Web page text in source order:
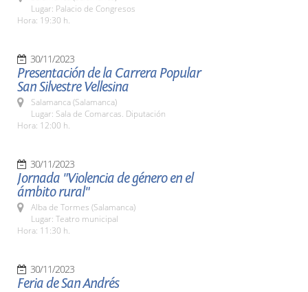
Lugar: Palacio de Congresos
Hora: 19:30 h.
30/11/2023
Presentación de la Carrera Popular
San Silvestre Vellesina
Salamanca (Salamanca)
Lugar: Sala de Comarcas. Diputación
Hora: 12:00 h.
30/11/2023
Jornada "Violencia de género en el
ámbito rural"
Alba de Tormes (Salamanca)
Lugar: Teatro municipal
Hora: 11:30 h.
30/11/2023
Feria de San Andrés